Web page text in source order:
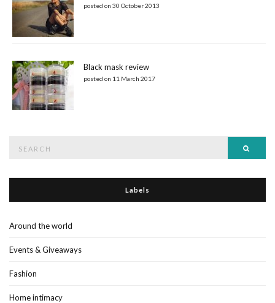
posted on 30 October 2013
Black mask review
posted on 11 March 2017
Labels
Around the world
Events & Giveaways
Fashion
Home intimacy